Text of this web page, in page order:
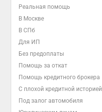
Реальная помощь
В Москве
В СПб
Для ИП
Без предоплаты
Помощь за откат
Помощь кредитного брокера
С плохой кредитной историей
Под залог автомобиля